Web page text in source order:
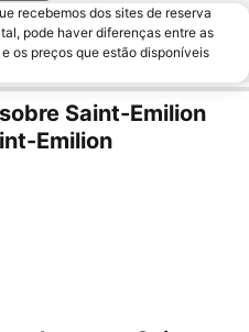
recebemos dos sites de reserva
pode haver diferenças entre as
os preços que estão disponíveis
Saint-Emilion
Emilion